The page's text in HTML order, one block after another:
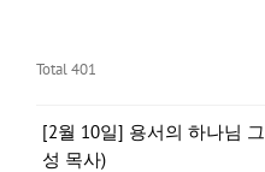
Total 401
[2월 10일] 용서의 하나님
성 목사)